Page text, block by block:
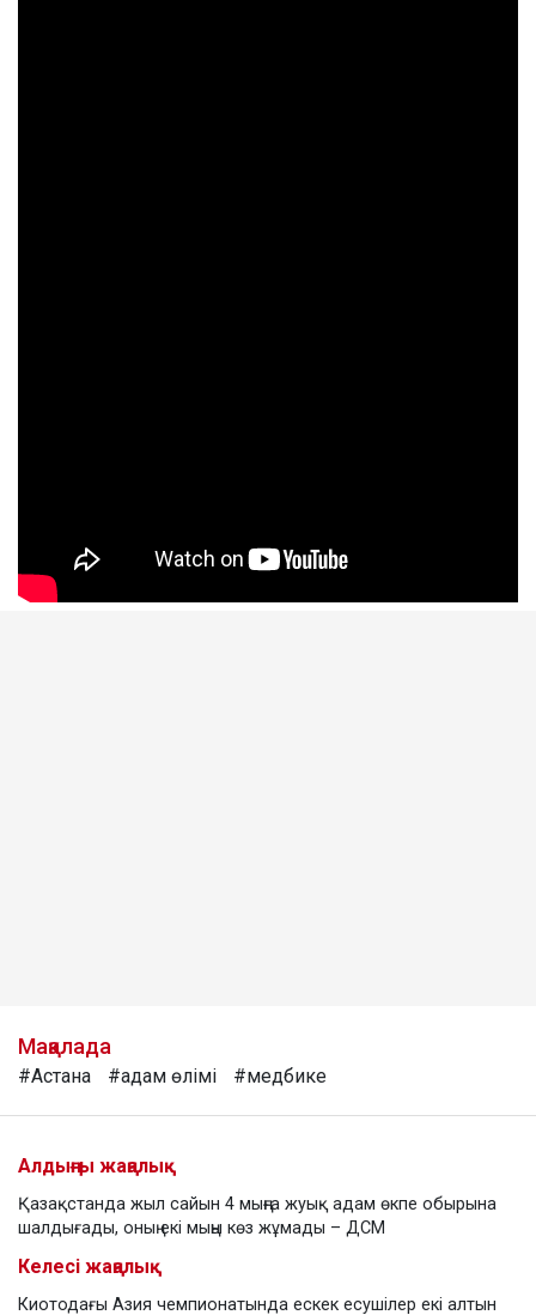
Мақалада
#Астана #адам өлімі #медбике
Алдыңғы жаңалық
Қазақстанда жыл сайын 4 мыңға жуық адам өкпе обырына
шалдығады, оның екі мыңы көз жұмады – ДСМ
Келесі жаңалық
Киотодағы Азия чемпионатында ескек есушілер екі алтын